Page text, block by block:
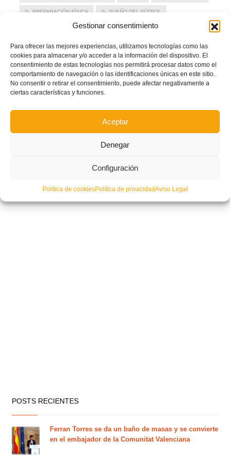
Gestionar consentimiento
Para ofrecer las mejores experiencias, utilizamos tecnologías como las
cookies para almacenar y/o acceder a la información del dispositivo. El
consentimiento de estas tecnologías nos permitirá procesar datos como el
comportamiento de navegación o las identificaciones únicas en este sitio.
No consentir o retirar el consentimiento, puede afectar negativamente a
ciertas características y funciones.
Aceptar
Denegar
Configuración
Política de cookiesPolítica de privacidadAviso Legal
PREPARACIÓN FÍSICA SUEÑO DEL FÚTBOL
TÉCNICA XI JINPING
LEER MÁS
PUBLICADO EN ACTUALIDAD, NOTICIAS ENTRENADORES,NOTICIAS
FFCV
POSTS RECIENTES
Ferran Torres se da un baño de masas y se convierte
en el embajador de la Comunitat Valenciana